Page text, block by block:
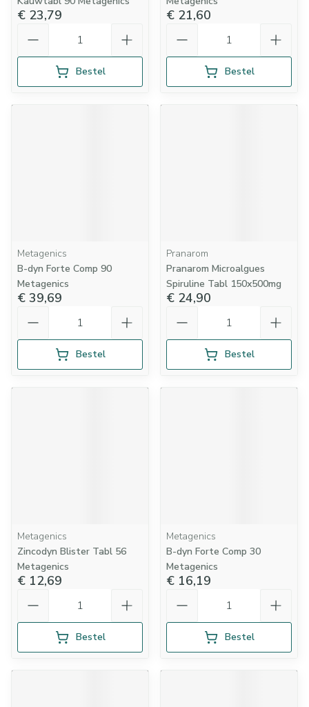
€ 23,79
Bestel
€ 21,60
Bestel
Metagenics
B-dyn Forte Comp 90
Metagenics
€ 39,69
Bestel
Pranarom
Pranarom Microalgues
Spiruline Tabl 150x500mg
€ 24,90
Bestel
Metagenics
Zincodyn Blister Tabl 56
Metagenics
€ 12,69
Bestel
Metagenics
B-dyn Forte Comp 30
Metagenics
€ 16,19
Bestel